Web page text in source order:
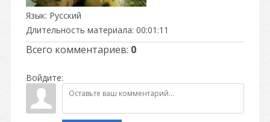
Язык: Русский
Длительность материала: 00:01:11
Всего комментариев: 0
Войдите: